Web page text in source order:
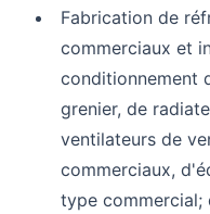
Fabrication de
commerciaux et
conditionnement
grenier, de
ventilateurs de
commerciaux,
type commercial;